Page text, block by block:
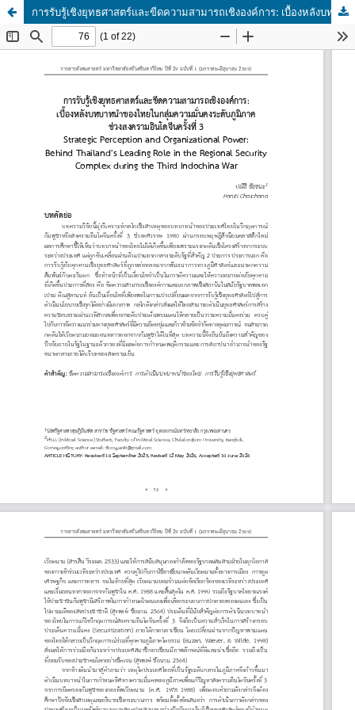
การรับรู้เชิงยุทธศาสตร์และขีดความสามารถเชิงองค์การ: เบื้องหลังบทบาทนำของไทยในกลุ่มความมั่นคงระดับภูมิภาคช่วงสงครามอินโดจีนครั้งที่ 3